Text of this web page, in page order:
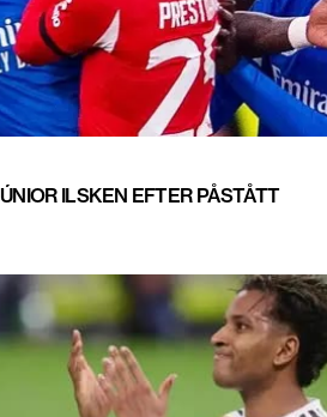
ILSKEN EFTER PÅSTÅTT